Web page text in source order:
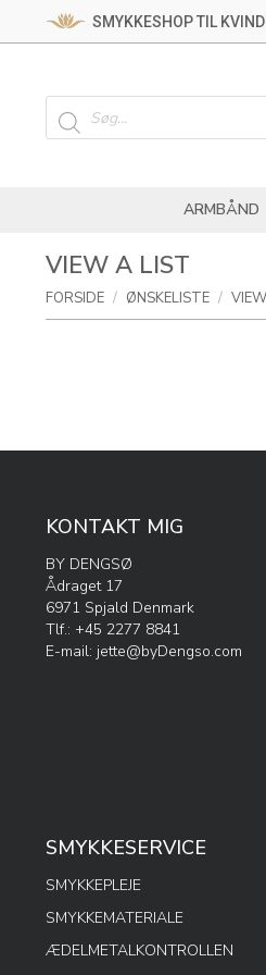
SMYKKESHOP TIL
search
ARMBÅND
VIEW A LIST
You are here:
FORSIDE ØNSKELISTE
KONTAKT MIG
BY DENGSØ
Ådraget 17
6971 Spjald Denmark
Tlf.: +45 2277 8841
E-mail: jette@byDengso.com
SMYKKESERVICE
SMYKKEPLEJE
SMYKKEMATERIALE
ÆDELMETALKONTROLLEN